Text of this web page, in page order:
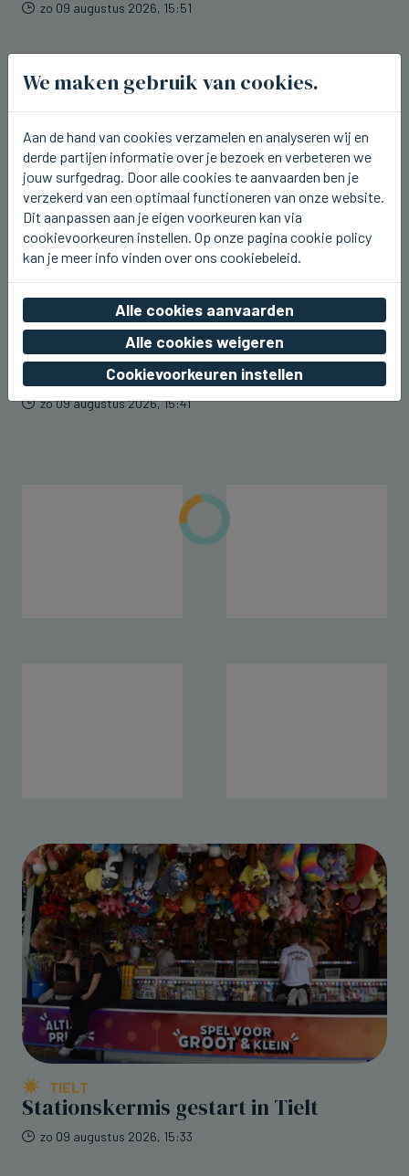
zo 09 augustus 2026, 15:51
BREDENE
Vandaag laatste dag van het Hap
Foodtruckfestival in Bredene
zo 09 augustus 2026, 15:41
TIELT
Stationskermis gestart in Tielt
zo 09 augustus 2026, 15:33
We maken gebruik van cookies.
Aan de hand van cookies verzamelen en analyseren wij en
derde partijen informatie over je bezoek en verbeteren we
jouw surfgedrag. Door alle cookies te aanvaarden ben je
verzekerd van een optimaal functioneren van onze website.
Dit aanpassen aan je eigen voorkeuren kan via
cookievoorkeuren instellen. Op onze pagina cookie policy
kan je meer info vinden over ons cookiebeleid.
Alle cookies aanvaarden
Alle cookies weigeren
Cookievoorkeuren instellen